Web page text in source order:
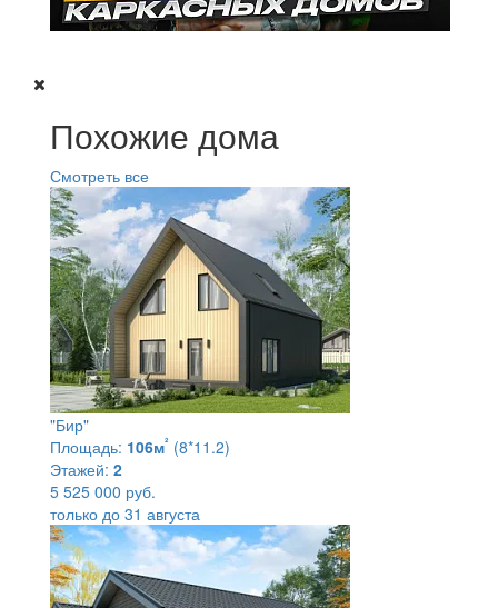
Похожие дома
Смотреть все
"Бир"
Площадь: 106м² (8*11.2)
Этажей: 2
5 525 000 руб.
только до 31 августа